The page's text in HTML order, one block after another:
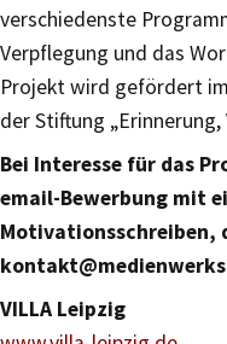
verschiedenste
Verpflegung und das
Projekt wird gefördert
der Stiftung
Bei Interesse für das
email-Bewerbung mit
Motivationsschreiben,
VILLA Leipzig